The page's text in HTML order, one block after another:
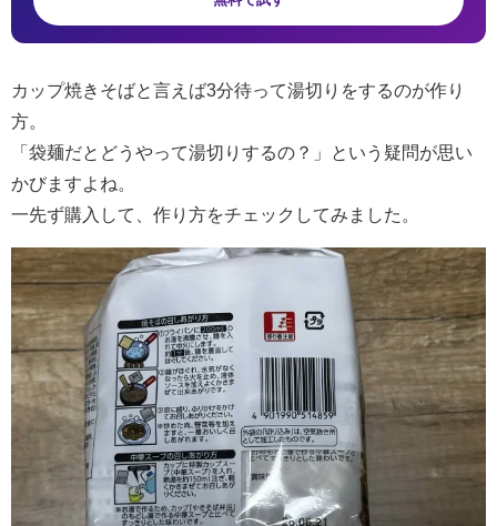
カップ焼きそばと言えば3分待って湯切りをするのが作り
方。
「袋麺だとどうやって湯切りするの？」という疑問が思い
かびますよね。
一先ず購入して、作り方をチェックしてみました。